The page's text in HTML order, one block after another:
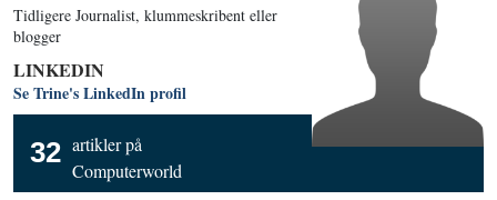
Tidligere Journalist, klummeskribent eller
blogger
LINKEDIN
Se Trine's LinkedIn profil
32 artikler på
Computerworld